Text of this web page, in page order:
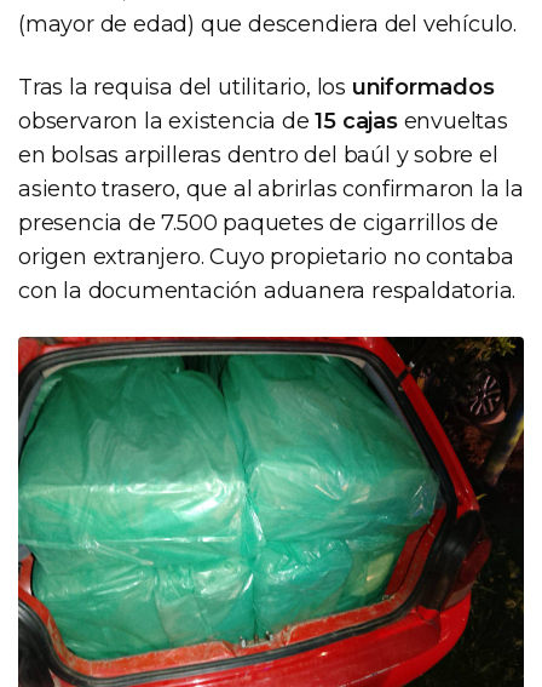
(mayor de edad) que descendiera del vehículo.
Tras la requisa del utilitario, los uniformados
observaron la existencia de15 cajasenvueltas
en bolsas arpilleras dentro del baúl y sobre el
asiento trasero, que al abrirlas confirmaron la la
presencia de 7.500 paquetes de cigarrillos de
origen extranjero. Cuyo propietario no contaba
con la documentación aduanera respaldatoria.